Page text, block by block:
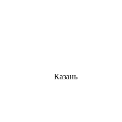
Казань